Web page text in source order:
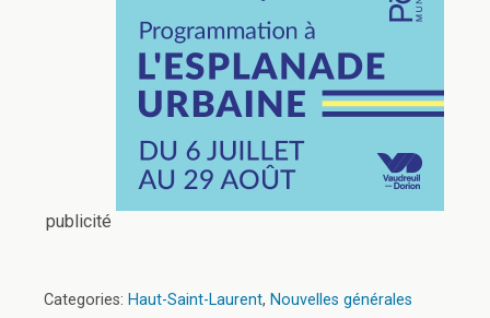
publicité
Categories: Haut-Saint-Laurent, Nouvelles générales